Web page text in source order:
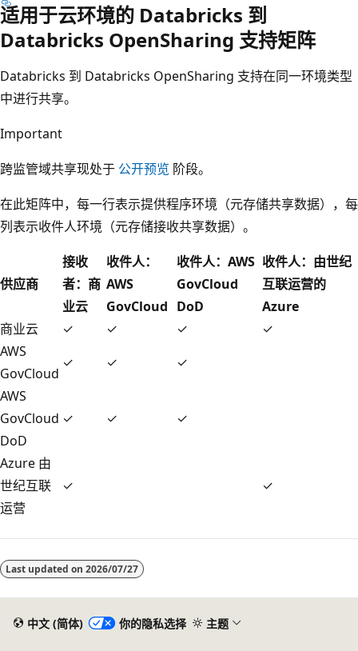
适用于云环境的 Databricks 到
Databricks OpenSharing 支持矩阵
Databricks 到 Databricks OpenSharing 支持在同一环境类型
中进行共享。
Important
跨监管域共享现处于 公开预览 阶段。
在此矩阵中，每一行表示提供程序环境（元存储共享数据），每
列表示收件人环境（元存储接收共享数据）。
供应商
接收
者：商
业云
收件人：
AWS
GovCloud
收件人：AWS
GovCloud
DoD
收件人：由世纪
互联运营的
Azure
商业云
✓ ✓ ✓
✓
AWS
GovCloud
✓ ✓
✓
AWS
GovCloud
DoD
✓ ✓ ✓
Azure 由
世纪互联
运营
✓ ✓
Last updated on 2026/07/27
中文 (简体) 你的隐私选择 主题